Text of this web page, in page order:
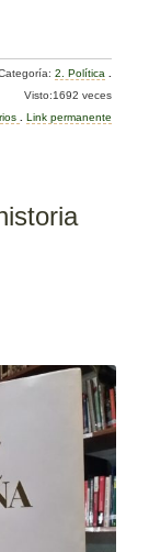
2. Política .
Visto:1692 veces
. Link permanente